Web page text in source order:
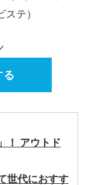
テ）
る
！ アウトド
世代におすす